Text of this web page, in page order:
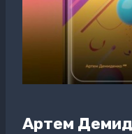
Артем